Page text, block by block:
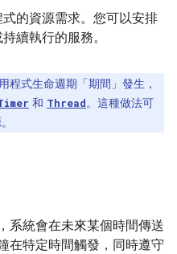
的資源需求。您可以安排
續執行的服務。
程式生命週期「期間」 發生，
和 Thread。這種做法可
系統會在未來某個時間傳送
在特定時間觸發，同時遵守